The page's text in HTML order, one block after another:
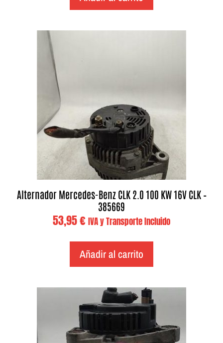
Alternador Mercedes-Benz CLK 2.0 100 KW 16V CLK –
385669
53,95€ IVA y Transporte Incluido
Añadir al carrito